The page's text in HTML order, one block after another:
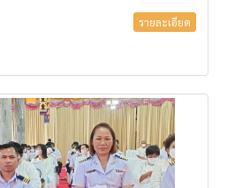
รายละเอียด